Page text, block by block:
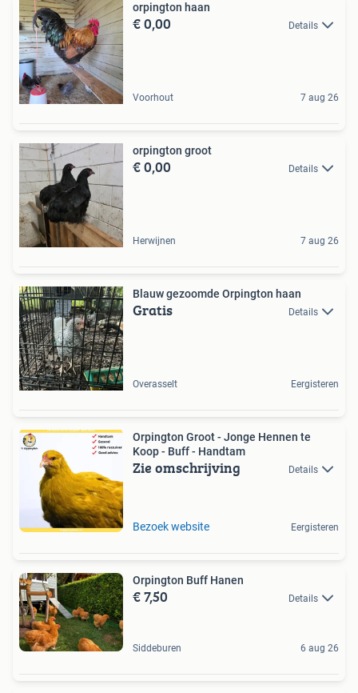
orpington haan
€ 0,00 Details
Voorhout 7 aug 26
orpington groot
€ 0,00 Details
Herwijnen 7 aug 26
Blauw gezoomde Orpington haan
Gratis Details
Overasselt Eergisteren
Orpington Groot - Jonge Hennen te
Koop - Buff - Handtam
Zie omschrijving Details
Bezoek website Eergisteren
Orpington Buff Hanen
€ 7,50 Details
Siddeburen 6 aug 26